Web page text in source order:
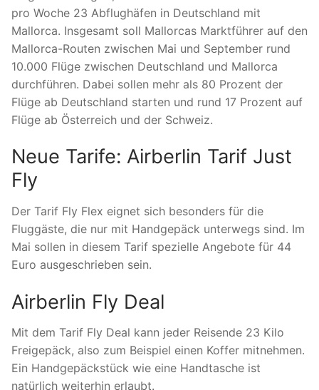
pro Woche 23 Abflughäfen in Deutschland mit
Mallorca. Insgesamt soll Mallorcas Marktführer auf den
Mallorca-Routen zwischen Mai und September rund
10.000 Flüge zwischen Deutschland und Mallorca
durchführen. Dabei sollen mehr als 80 Prozent der
Flüge ab Deutschland starten und rund 17 Prozent auf
Flüge ab Österreich und der Schweiz.
Neue Tarife: Airberlin Tarif Just
Fly
Der Tarif Fly Flex eignet sich besonders für die
Fluggäste, die nur mit Handgepäck unterwegs sind. Im
Mai sollen in diesem Tarif spezielle Angebote für 44
Euro ausgeschrieben sein.
Airberlin Fly Deal
Mit dem Tarif Fly Deal kann jeder Reisende 23 Kilo
Freigepäck, also zum Beispiel einen Koffer mitnehmen.
Ein Handgepäckstück wie eine Handtasche ist
natürlich weiterhin erlaubt.